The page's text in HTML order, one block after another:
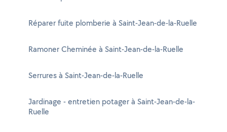
Réparer fuite plomberie à Saint-Jean-de-la-Ruelle
Ramoner Cheminée à Saint-Jean-de-la-Ruelle
Serrures à Saint-Jean-de-la-Ruelle
Jardinage - entretien potager à Saint-Jean-de-la-
Ruelle